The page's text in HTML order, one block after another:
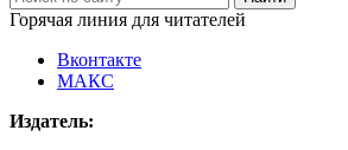
Горячая линия для читателей
Вконтакте
МАКС
Издатель: